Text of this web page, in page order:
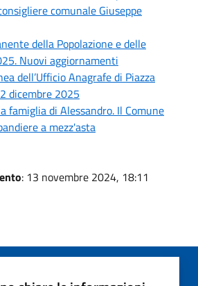
comunale Giuseppe
della Popolazione e delle
Nuovi aggiornamenti
dell’Ufficio Anagrafe di Piazza
dicembre 2025
famiglia di Alessandro. Il Comune
a mezz'asta
: 13 novembre 2024, 18:11